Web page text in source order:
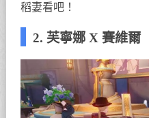
稻妻看吧！
2. 芙寧娜 X 賽維爾